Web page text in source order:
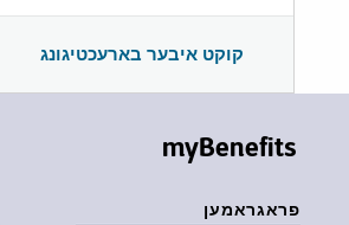
קוקט איבער בארעכטיגונג
myBenefits
פראגראמען